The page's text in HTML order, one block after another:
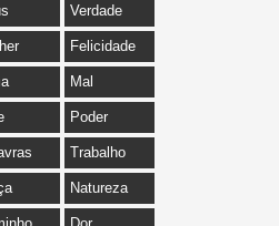
Verdade
Felicidade
Mal
Poder
Trabalho
Natureza